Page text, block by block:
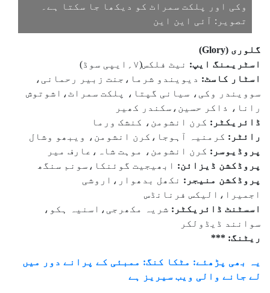
وکی اور پلکت سمراٹ کو دیکھا جا سکتا ہے۔
تصویر: آئی این این
گلوری (Glory)
اسٹریمنگ ایپ: نیٹ فلکس(۷؍ایپی سوڈ)
اسٹار کاسٹ: دیویندو شرما،جنت زبیر رحمانی،
سوویندر وکی، سیانی گپتا، پلکت سمراٹ،اشوتوش
رانا، ذاکر حسین،سکندر کھیر
ڈائریکٹر: کرن انشومن، کنشک ورما
رائٹر: کرمنیہ آہوجا،کرن انشومن، ویبھو وشال
پروڈیوسر: کرن انشومن، موہت شاہ،عارف میر
پروڈکشن ڈیزائن: ابھیجیت گوئنکا،سونم سنگھ
پروڈکشن منیجر: نکھل بدھوار،اروشی
اجمیرا،الیکس فرنانڈس
اسسٹنٹ ڈائریکٹر: شریہ مکھرجی،اسنیہ ہکو،
سوانند ڈیڈولکر
ریٹنگ: ***
یہ بھی پڑھئے: مٹکا کنگ: ممبئی کے پرانے دور میں
لے جانے والی ویب سیریز ہے